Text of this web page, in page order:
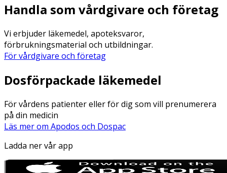
Handla som vårdgivare och företag
Vi erbjuder läkemedel, apoteksvaror,
förbrukningsmaterial och utbildningar.
För vårdgivare och företag
Dosförpackade läkemedel
För vårdens patienter eller för dig som vill prenumerera
på din medicin
Läs mer om Apodos och Dospac
Ladda ner vår app